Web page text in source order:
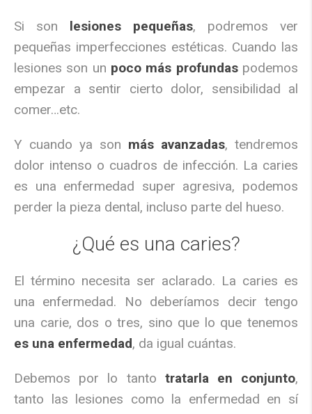
Si son lesiones pequeñas, podremos ver
pequeñas imperfecciones estéticas. Cuando las
lesiones son un poco más profundaspodemos
empezar a sentir cierto dolor, sensibilidad al
comer…etc.
Y cuando ya son más avanzadas, tendremos
dolor intenso o cuadros de infección. La caries
es una enfermedad super agresiva, podemos
perder la pieza dental, incluso parte del hueso.
¿Qué es una caries?
El término necesita ser aclarado. La caries es
una enfermedad. No deberíamos decir tengo
una carie, dos o tres, sino que lo que tenemos
es una enfermedad, da igual cuántas.
Debemos por lo tanto tratarla en conjunto,
tanto las lesiones como la enfermedad en sí